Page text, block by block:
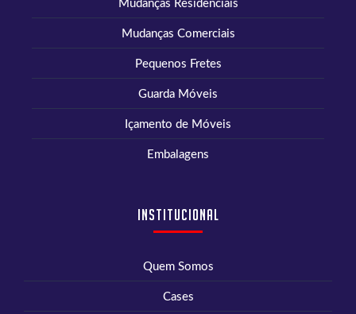
Mudanças Residenciais
Mudanças Comerciais
Pequenos Fretes
Guarda Móveis
Içamento de Móveis
Embalagens
Institucional
Quem Somos
Cases